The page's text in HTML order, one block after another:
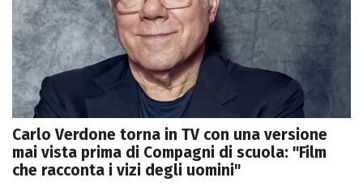
Carlo Verdone torna in TV con una versione
mai vista prima di Compagni di scuola: "Film
che racconta i vizi degli uomini"